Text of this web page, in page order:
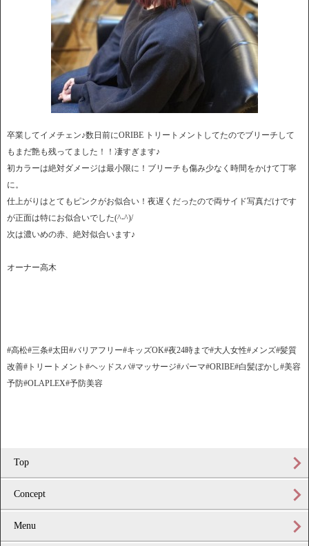
卒業してイメチェン♪数日前にORIBE トリートメントしてたのでブリーチして
もまだ艶も残ってました！！凄すぎます♪
初カラーは絶対ダメージは最小限に！ブリーチも傷み少なく時間をかけて丁寧
に。
仕上がりはとてもピンクがお似合い！夜遅くだったので両サイド写真だけです
が正面は特にお似合いでした(^-^)/
次は濃いめの赤、絶対似合います♪
オーナー高木
#高松#三条#太田#バリアフリー#キッズOK#夜24時まで#大人女性#メンズ#髪質
改善#トリートメント#ヘッドスパ#マッサージ#パーマ#ORIBE#白髪ぼかし#美容
予防#OLAPLEX#予防美容
Top
Concept
Menu